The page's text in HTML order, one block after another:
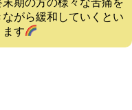
期の方の様々な苦痛を
がら緩和していくとい
ます